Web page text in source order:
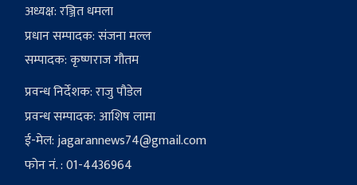
अध्यक्ष: रञ्जित धमला
प्रधान सम्पादक: संजना मल्ल
सम्पादक: कृष्णराज गौतम
प्रवन्ध निर्देशक: राजु पौडेल
प्रवन्ध सम्पादक: आशिष लामा
ई-मेल:jagarannews74@gmail.com
फोन नं. : 01-4436964